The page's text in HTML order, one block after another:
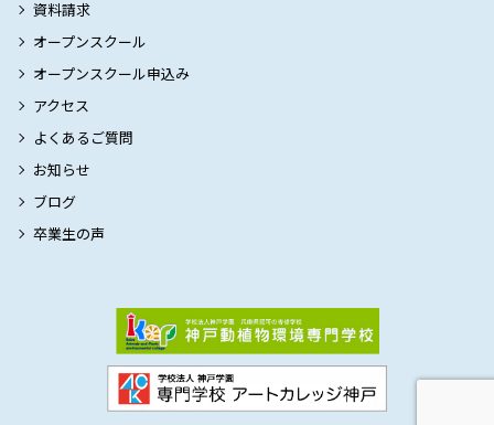
資料請求
オープンスクール
オープンスクール申込み
アクセス
よくあるご質問
お知らせ
ブログ
卒業生の声